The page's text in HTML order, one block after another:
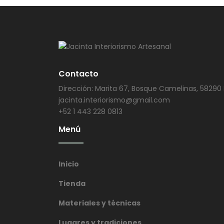
Contacto
Dirección: Marita 67, Bosque Camelinas, 58290
jacinta.interiorismo@gmail.com
+52 1 443 228 0813
Menú
Inicio
Tienda
Materiales y técnicas